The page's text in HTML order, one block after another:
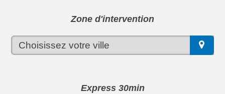
Zone d'intervention
Express 30min